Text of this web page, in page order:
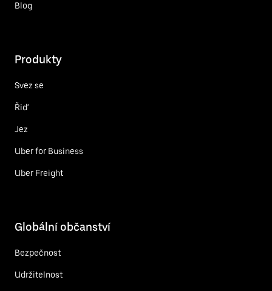
Blog
Produkty
Svez se
Řiď
Jez
Uber for Business
Uber Freight
Globální občanství
Bezpečnost
Udržitelnost